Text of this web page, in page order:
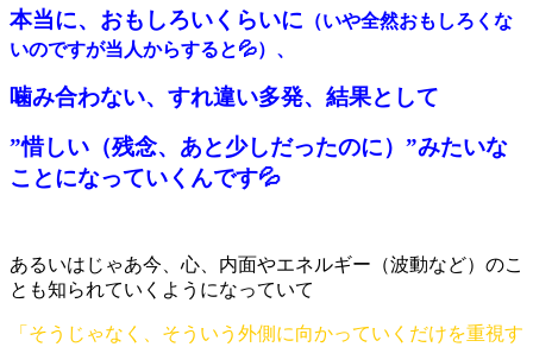
本当に、おもしろいくらいに （いや全然おもしろくな
いのですが当人からすると💦） 、
噛み合わない、すれ違い多発、結果として
”惜しい（残念、あと少しだったのに）”みたいな
ことになっていくんです💦
あるいはじゃあ今、心、内面やエネルギー（波動など）のこ
とも知られていくようになっていて
「そうじゃなく、そういう外側に向かっていくだけを重視す